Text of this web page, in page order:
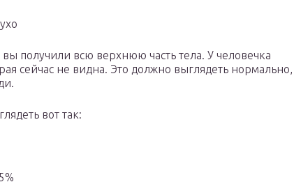
получили всю верхнюю часть тела. У человечка
сейчас не видна. Это должно выглядеть нормально,
вот так: